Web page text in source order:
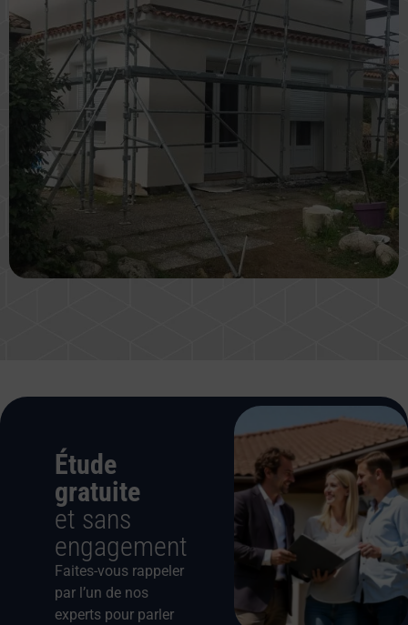
Étude
gratuite
et sans
engagement
Faites-vous rappeler
par l’un de nos
experts pour parler